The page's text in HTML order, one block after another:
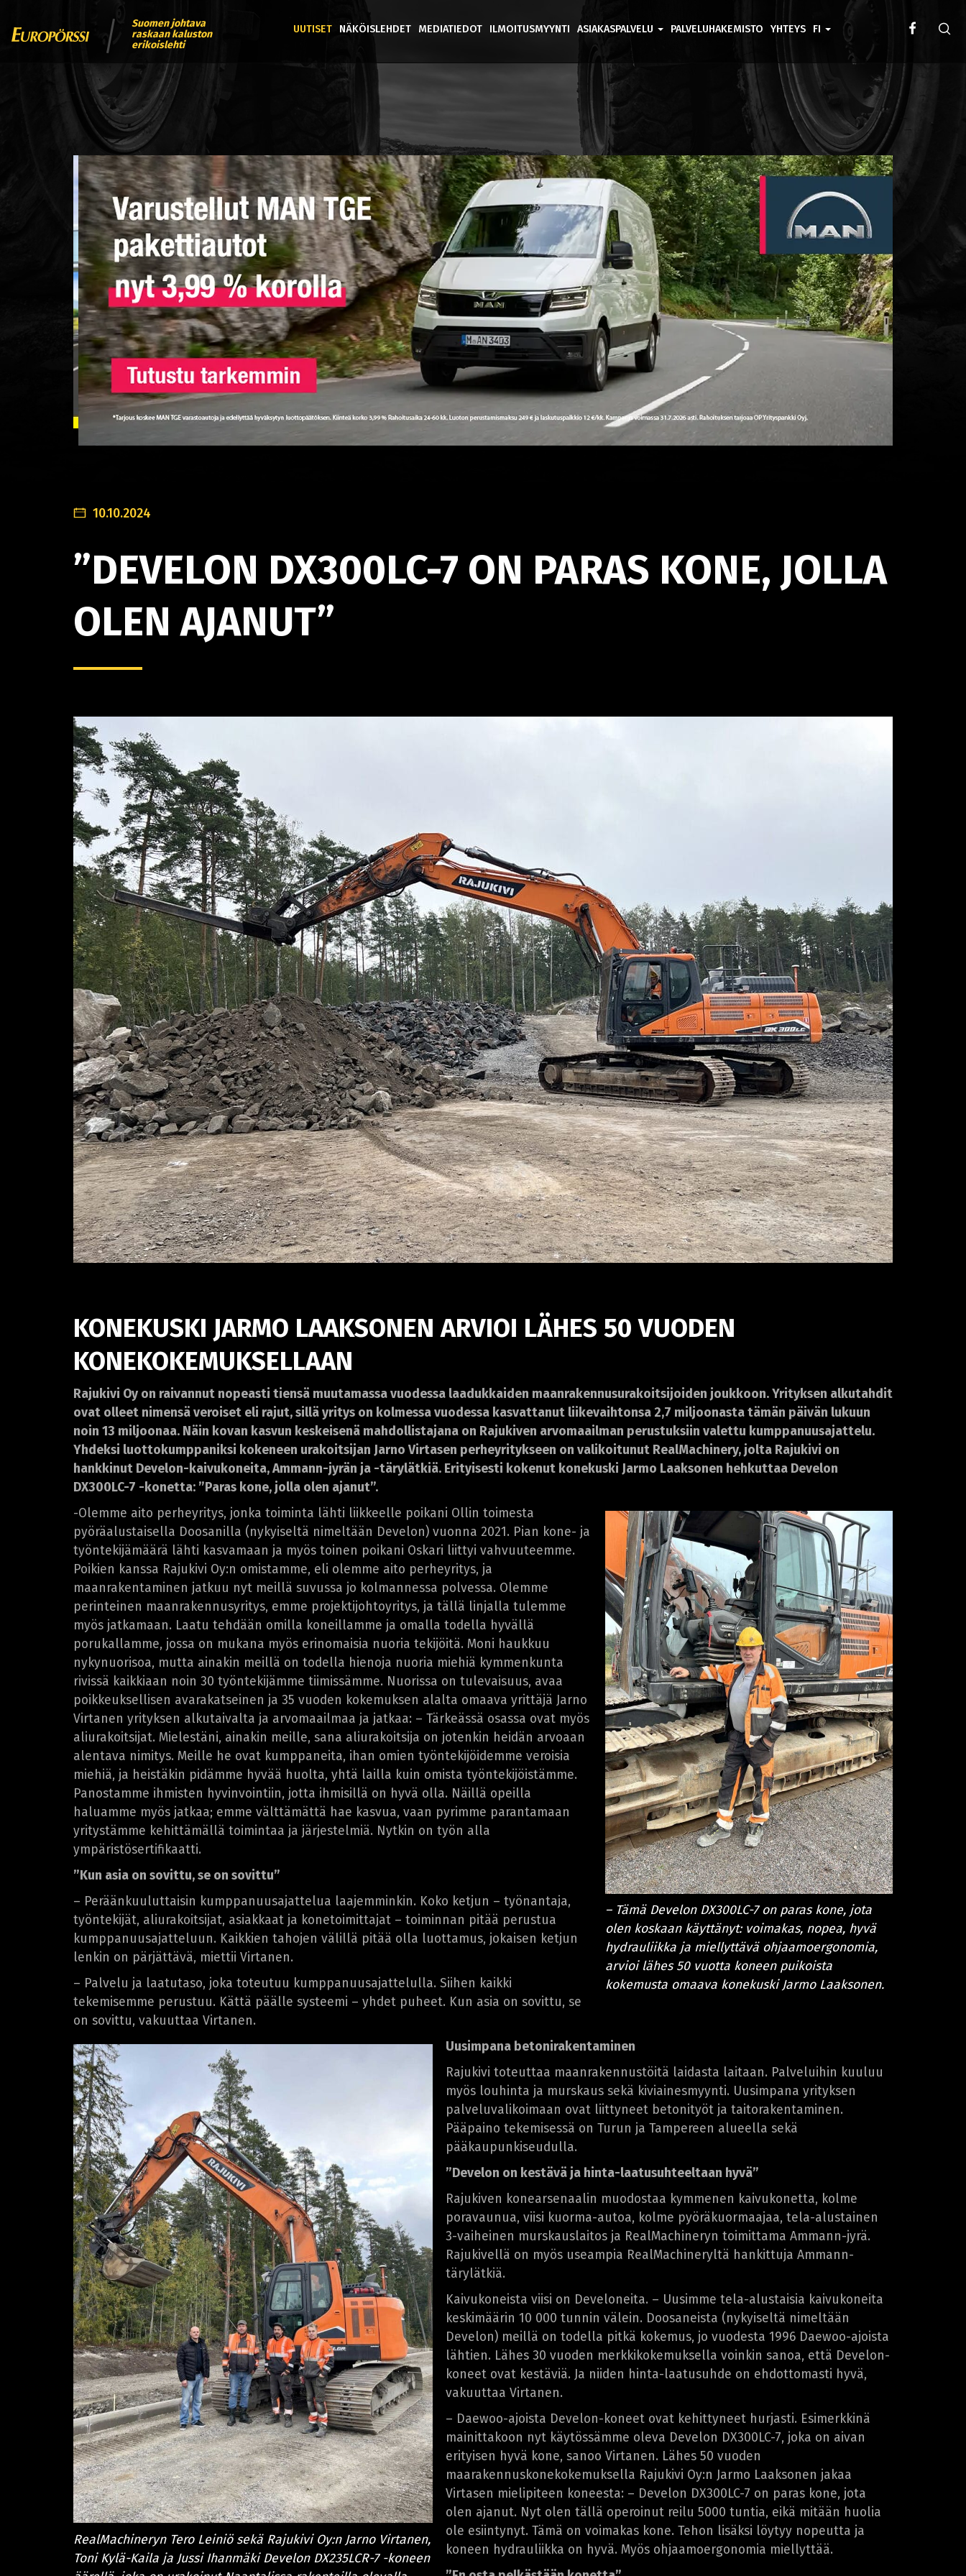
Suomen johtava
raskaan kaluston
erikoislehti
UUTISET NÄKÖISLEHDET MEDIATIEDOT ILMOITUSMYYNTI ASIAKASPALVELU PALVELUHAKEMISTO YHTEYS FI
10.10.2024
”DEVELON DX300LC-7 ON PARAS KONE, JOLLA
OLEN AJANUT”
KONEKUSKI JARMO LAAKSONEN ARVIOI LÄHES 50 VUODEN
KONEKOKEMUKSELLAAN
Rajukivi Oy on raivannut nopeasti tiensä muutamassa vuodessa laadukkaiden maanrakennusurakoitsijoiden joukkoon. Yrityksen alkutahdit
ovat olleet nimensä veroiset eli rajut, sillä yritys on kolmessa vuodessa kasvattanut liikevaihtonsa 2,7 miljoonasta tämän päivän lukuun
noin 13 miljoonaa. Näin kovan kasvun keskeisenä mahdollistajana on Rajukiven arvomaailman perustuksiin valettu kumppanuusajattelu.
Yhdeksi luottokumppaniksi kokeneen urakoitsijan Jarno Virtasen perheyritykseen on valikoitunut RealMachinery, jolta Rajukivi on
hankkinut Develon-kaivukoneita, Ammann-jyrän ja -tärylätkiä. Erityisesti kokenut konekuski Jarmo Laaksonen hehkuttaa Develon
DX300LC-7 -konetta: ”Paras kone, jolla olen ajanut”.
– Tämä Develon DX300LC-7 on paras kone, jota
olen koskaan käyttänyt: voimakas, nopea, hyvä
hydrauliikka ja miellyttävä ohjaamoergonomia,
arvioi lähes 50 vuotta koneen puikoista
kokemusta omaava konekuski Jarmo Laaksonen.
-Olemme aito perheyritys, jonka toiminta lähti liikkeelle poikani Ollin toimesta
pyöräalustaisella Doosanilla (nykyiseltä nimeltään Develon) vuonna 2021. Pian kone- ja
työntekijämäärä lähti kasvamaan ja myös toinen poikani Oskari liittyi vahvuuteemme.
Poikien kanssa Rajukivi Oy:n omistamme, eli olemme aito perheyritys, ja
maanrakentaminen jatkuu nyt meillä suvussa jo kolmannessa polvessa. Olemme
perinteinen maanrakennusyritys, emme projektijohtoyritys, ja tällä linjalla tulemme
myös jatkamaan. Laatu tehdään omilla koneillamme ja omalla todella hyvällä
porukallamme, jossa on mukana myös erinomaisia nuoria tekijöitä. Moni haukkuu
nykynuorisoa, mutta ainakin meillä on todella hienoja nuoria miehiä kymmenkunta
rivissä kaikkiaan noin 30 työntekijämme tiimissämme. Nuorissa on tulevaisuus, avaa
poikkeuksellisen avarakatseinen ja 35 vuoden kokemuksen alalta omaava yrittäjä Jarno
Virtanen yrityksen alkutaivalta ja arvomaailmaa ja jatkaa: – Tärkeässä osassa ovat myös
aliurakoitsijat. Mielestäni, ainakin meille, sana aliurakoitsija on jotenkin heidän arvoaan
alentava nimitys. Meille he ovat kumppaneita, ihan omien työntekijöidemme veroisia
miehiä, ja heistäkin pidämme hyvää huolta, yhtä lailla kuin omista työntekijöistämme.
Panostamme ihmisten hyvinvointiin, jotta ihmisillä on hyvä olla. Näillä opeilla
haluamme myös jatkaa; emme välttämättä hae kasvua, vaan pyrimme parantamaan
yritystämme kehittämällä toimintaa ja järjestelmiä. Nytkin on työn alla
ympäristösertifikaatti.
”Kun asia on sovittu, se on sovittu”
– Peräänkuuluttaisin kumppanuusajattelua laajemminkin. Koko ketjun – työnantaja,
työntekijät, aliurakoitsijat, asiakkaat ja konetoimittajat – toiminnan pitää perustua
kumppanuusajatteluun. Kaikkien tahojen välillä pitää olla luottamus, jokaisen ketjun
lenkin on pärjättävä, miettii Virtanen.
– Palvelu ja laatutaso, joka toteutuu kumppanuusajattelulla. Siihen kaikki
tekemisemme perustuu. Kättä päälle systeemi – yhdet puheet. Kun asia on sovittu, se
on sovittu, vakuuttaa Virtanen.
RealMachineryn Tero Leiniö sekä Rajukivi Oy:n Jarno Virtanen,
Toni Kylä-Kaila ja Jussi Ihanmäki Develon DX235LCR-7 -koneen
Uusimpana betonirakentaminen
Rajukivi toteuttaa maanrakennustöitä laidasta laitaan. Palveluihin kuuluu
myös louhinta ja murskaus sekä kiviainesmyynti. Uusimpana yrityksen
palveluvalikoimaan ovat liittyneet betonityöt ja taitorakentaminen.
Pääpaino tekemisessä on Turun ja Tampereen alueella sekä
pääkaupunkiseudulla.
”Develon on kestävä ja hinta-laatusuhteeltaan hyvä”
Rajukiven konearsenaalin muodostaa kymmenen kaivukonetta, kolme
poravaunua, viisi kuorma-autoa, kolme pyöräkuormaajaa, tela-alustainen
3-vaiheinen murskauslaitos ja RealMachineryn toimittama Ammann-jyrä.
Rajukivellä on myös useampia RealMachineryltä hankittuja Ammann-
tärylätkiä.
Kaivukoneista viisi on Develoneita. – Uusimme tela-alustaisia kaivukoneita
keskimäärin 10 000 tunnin välein. Doosaneista (nykyiseltä nimeltään
Develon) meillä on todella pitkä kokemus, jo vuodesta 1996 Daewoo-ajoista
lähtien. Lähes 30 vuoden merkkikokemuksella voinkin sanoa, että Develon-
koneet ovat kestäviä. Ja niiden hinta-laatusuhde on ehdottomasti hyvä,
vakuuttaa Virtanen.
– Daewoo-ajoista Develon-koneet ovat kehittyneet hurjasti. Esimerkkinä
mainittakoon nyt käytössämme oleva Develon DX300LC-7, joka on aivan
erityisen hyvä kone, sanoo Virtanen. Lähes 50 vuoden
maarakennuskonekokemuksella Rajukivi Oy:n Jarmo Laaksonen jakaa
Virtasen mielipiteen koneesta: – Develon DX300LC-7 on paras kone, jota
olen ajanut. Nyt olen tällä operoinut reilu 5000 tuntia, eikä mitään huolia
ole esiintynyt. Tämä on voimakas kone. Tehon lisäksi löytyy nopeutta ja
koneen hydrauliikka on hyvä. Myös ohjaamoergonomia miellyttää.